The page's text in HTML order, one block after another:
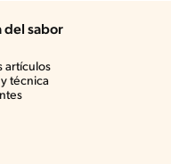
del sabor
artículos
técnica